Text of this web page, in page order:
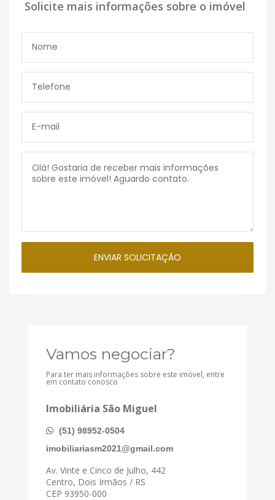
Solicite mais informações sobre o imóvel
Vamos negociar?
Para ter mais informações sobre este imóvel, entre
em contato conosco
Imobiliária São Miguel
(51) 98952-0504
imobiliariasm2021@gmail.com
Av. Vinte e Cinco de Julho, 442
Centro, Dois Irmãos / RS
CEP 93950-000